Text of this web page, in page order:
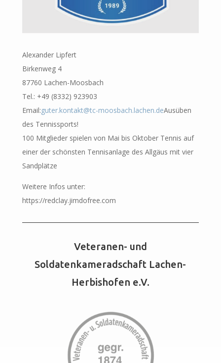
Alexander Lipfert
Birkenweg 4
87760 Lachen-Moosbach
Tel.: +49 (8332) 923903
Email:guter.kontakt@tc-moosbach.lachen.deAusüben
des Tennissports!
100 Mitglieder spielen von Mai bis Oktober Tennis auf
einer der schönsten Tennisanlage des Allgäus mit vier
Sandplätze
Weitere Infos unter:
https://redclay.jimdofree.com
Veteranen- und
Soldatenkameradschaft Lachen-
Herbishofen e.V.